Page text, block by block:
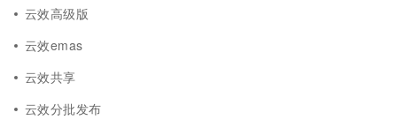
云效高级版
云效emas
云效共享
云效分批发布